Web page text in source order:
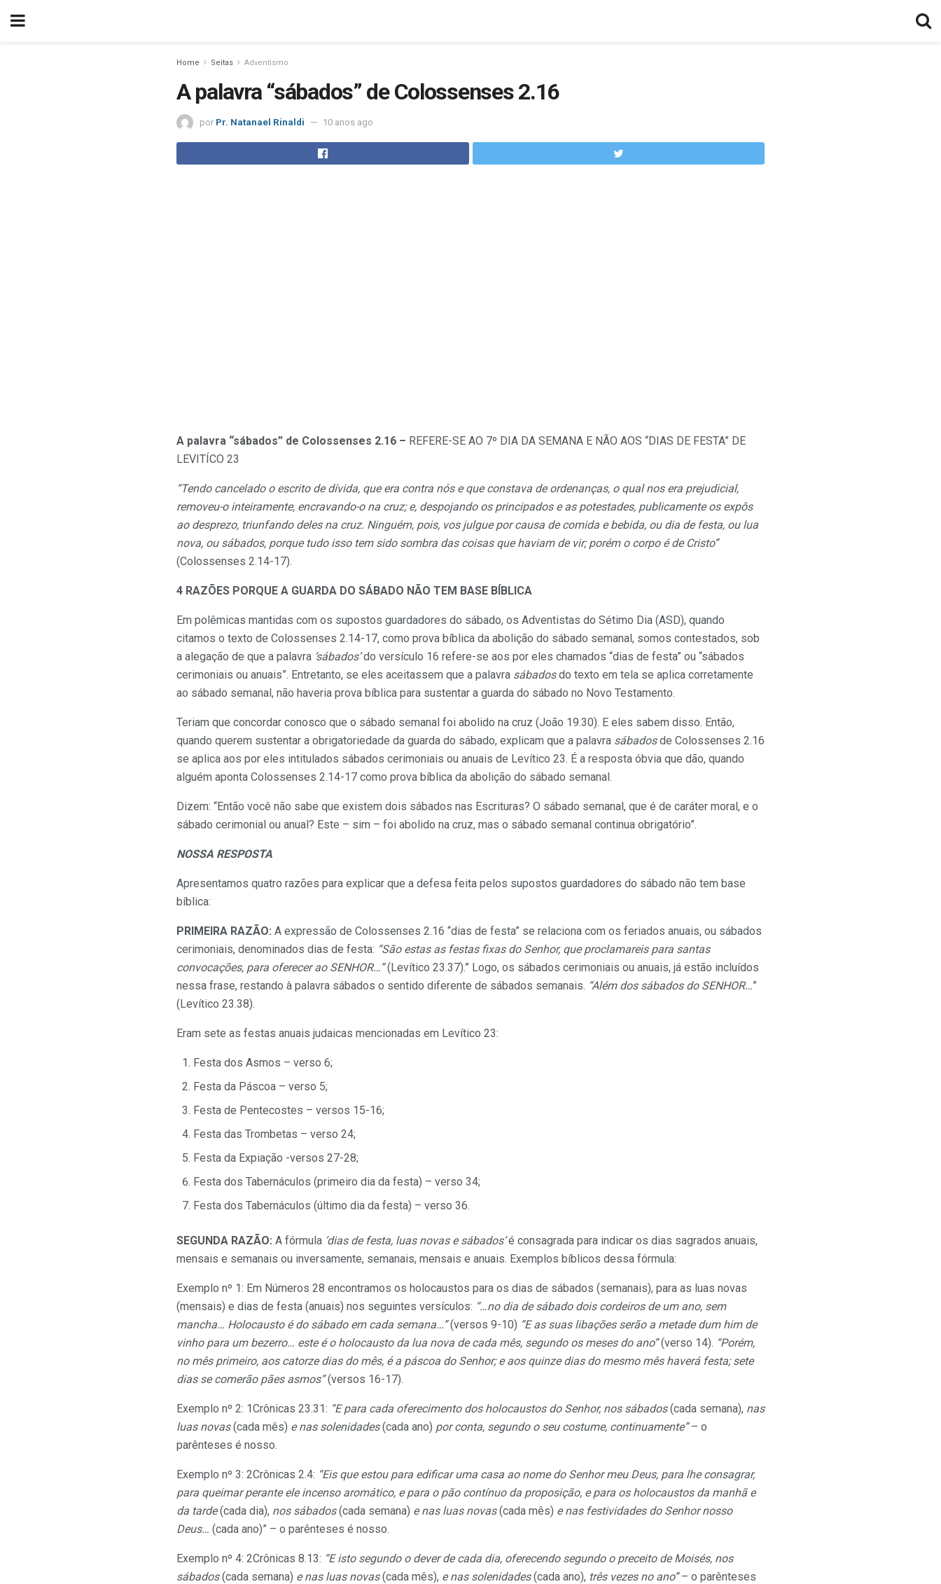
Home Seitas Adventismo
A palavra “sábados” de Colossenses 2.16
por Pr. Natanael Rinaldi 10 anos ago
A palavra “sábados” de Colossenses 2.16 – REFERE-SE AO 7º DIA DA SEMANA E NÃO AOS “DIAS DE FESTA” DE
LEVITÍCO 23
“Tendo cancelado o escrito de dívida, que era contra nós e que constava de ordenanças, o qual nos era prejudicial,
removeu-o inteiramente, encravando-o na cruz; e, despojando os principados e as potestades, publicamente os expôs
ao desprezo, triunfando deles na cruz. Ninguém, pois, vos julgue por causa de comida e bebida, ou dia de festa, ou lua
nova, ou sábados, porque tudo isso tem sido sombra das coisas que haviam de vir; porém o corpo é de Cristo”
(Colossenses 2.14-17).
4 RAZÕES PORQUE A GUARDA DO SÁBADO NÃO TEM BASE BÍBLICA
Em polêmicas mantidas com os supostos guardadores do sábado, os Adventistas do Sétimo Dia (ASD), quando
citamos o texto de Colossenses 2.14-17, como prova bíblica da abolição do sábado semanal, somos contestados, sob
a alegação de que a palavra ‘sábados’do versículo 16 refere-se aos por eles chamados “dias de festa” ou “sábados
cerimoniais ou anuais”. Entretanto, se eles aceitassem que a palavra sábadosdo texto em tela se aplica corretamente
ao sábado semanal, não haveria prova bíblica para sustentar a guarda do sábado no Novo Testamento.
Teriam que concordar conosco que o sábado semanal foi abolido na cruz (João 19.30). E eles sabem disso. Então,
quando querem sustentar a obrigatoriedade da guarda do sábado, explicam que a palavra sábadosde Colossenses 2.16
se aplica aos por eles intitulados sábados cerimoniais ou anuais de Levítico 23. É a resposta óbvia que dão, quando
alguém aponta Colossenses 2.14-17 como prova bíblica da abolição do sábado semanal.
Dizem: “Então você não sabe que existem dois sábados nas Escrituras? O sábado semanal, que é de caráter moral, e o
sábado cerimonial ou anual? Este – sim – foi abolido na cruz, mas o sábado semanal continua obrigatório”.
NOSSA RESPOSTA
Apresentamos quatro razões para explicar que a defesa feita pelos supostos guardadores do sábado não tem base
bíblica:
PRIMEIRA RAZÃO: A expressão de Colossenses 2.16 “dias de festa” se relaciona com os feriados anuais, ou sábados
cerimoniais, denominados dias de festa: “São estas as festas fixas do Senhor, que proclamareis para santas
convocações, para oferecer ao SENHOR…”(Levítico 23.37).” Logo, os sábados cerimoniais ou anuais, já estão incluídos
nessa frase, restando à palavra sábados o sentido diferente de sábados semanais. “Além dos sábados do SENHOR…”
(Levítico 23.38).
Eram sete as festas anuais judaicas mencionadas em Levítico 23:
Festa dos Asmos – verso 6;
Festa da Páscoa – verso 5;
Festa de Pentecostes – versos 15-16;
Festa das Trombetas – verso 24;
Festa da Expiação -versos 27-28;
Festa dos Tabernáculos (primeiro dia da festa) – verso 34;
Festa dos Tabernáculos (último dia da festa) – verso 36.
SEGUNDA RAZÃO: A fórmula ‘dias de festa, luas novas e sábados’é consagrada para indicar os dias sagrados anuais,
mensais e semanais ou inversamente, semanais, mensais e anuais. Exemplos bíblicos dessa fórmula:
Exemplo nº 1: Em Números 28 encontramos os holocaustos para os dias de sábados (semanais), para as luas novas
(mensais) e dias de festa (anuais) nos seguintes versículos: “…no dia de sábado dois cordeiros de um ano, sem
mancha… Holocausto é do sábado em cada semana…”(versos 9-10) “E as suas libações serão a metade dum him de
vinho para um bezerro… este é o holocausto da lua nova de cada mês, segundo os meses do ano”(verso 14). “Porém,
no mês primeiro, aos catorze dias do mês, é a páscoa do Senhor; e aos quinze dias do mesmo mês haverá festa; sete
dias se comerão pães asmos”(versos 16-17).
Exemplo nº 2: 1Crônicas 23.31: “E para cada oferecimento dos holocaustos do Senhor, nos sábados(cada semana), nas
luas novas(cada mês) e nas solenidades(cada ano) por conta, segundo o seu costume, continuamente”– o
parênteses é nosso.
Exemplo nº 3: 2Crônicas 2.4: “Eis que estou para edificar uma casa ao nome do Senhor meu Deus, para lhe consagrar,
para queimar perante ele incenso aromático, e para o pão contínuo da proposição, e para os holocaustos da manhã e
da tarde(cada dia), nos sábados(cada semana) e nas luas novas(cada mês) e nas festividades do Senhor nosso
Deus… (cada ano)” – o parênteses é nosso.
Exemplo nº 4: 2Crônicas 8.13: “E isto segundo o dever de cada dia, oferecendo segundo o preceito de Moisés, nos
sábados(cada semana) e nas luas novas(cada mês), e nas solenidades(cada ano), três vezes no ano”– o parênteses